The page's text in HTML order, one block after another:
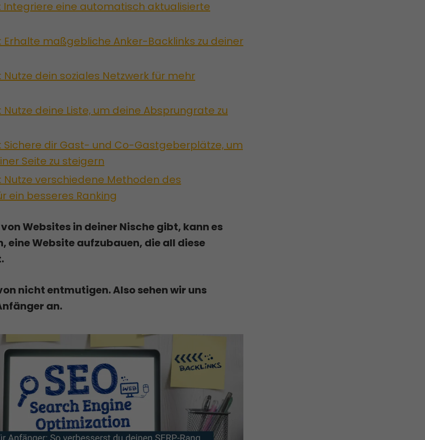
Integriere eine automatisch aktualisierte
Erhalte maßgebliche Anker-Backlinks zu deiner
Nutze dein soziales Netzwerk für mehr
Nutze deine Liste, um deine Absprungrate zu
Sichere dir Gast- und Co-Gastgeberplätze, um
Seite zu steigern
Nutze verschiedene Methoden des
ein besseres Ranking
Websites in deiner Nische gibt, kann es
eine Website aufzubauen, die all diese
nicht entmutigen. Also sehen wir uns
an.